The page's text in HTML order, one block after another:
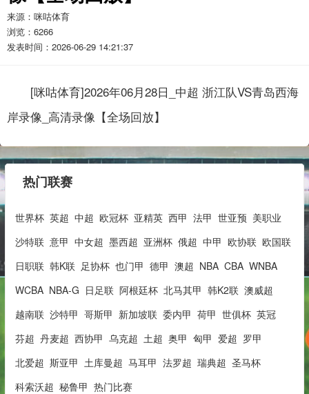
来源：咪咕体育
浏览： 6266
发表时间：2026-06-29 14:21:37
[咪咕体育]2026年06月28日_中超 浙江队VS青岛西海
岸录像_高清录像【全场回放】
热门联赛
世界杯 英超 中超 欧冠杯 亚精英 西甲 法甲 世亚预 美职业
沙特联 意甲 中女超 墨西超 亚洲杯 俄超 中甲 欧协联 欧国联
日职联 韩K联 足协杯 也门甲 德甲 澳超 NBA CBA WNBA
WCBA NBA-G 日足联 阿根廷杯 北马其甲 韩K2联 澳威超
越南联 沙特甲 哥斯甲 新加坡联 委内甲 荷甲 世俱杯 英冠
芬超 丹麦超 西协甲 乌克超 土超 奥甲 匈甲 爱超 罗甲
北爱超 斯亚甲 土库曼超 马耳甲 法罗超 瑞典超 圣马杯
科索沃超 秘鲁甲 热门比赛